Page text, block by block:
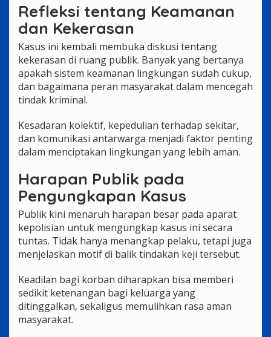
Refleksi tentang Keamanan
dan Kekerasan
Kasus ini kembali membuka diskusi tentang
kekerasan di ruang publik. Banyak yang bertanya
apakah sistem keamanan lingkungan sudah cukup,
dan bagaimana peran masyarakat dalam mencegah
tindak kriminal.
Kesadaran kolektif, kepedulian terhadap sekitar,
dan komunikasi antarwarga menjadi faktor penting
dalam menciptakan lingkungan yang lebih aman.
Harapan Publik pada
Pengungkapan Kasus
Publik kini menaruh harapan besar pada aparat
kepolisian untuk mengungkap kasus ini secara
tuntas. Tidak hanya menangkap pelaku, tetapi juga
menjelaskan motif di balik tindakan keji tersebut.
Keadilan bagi korban diharapkan bisa memberi
sedikit ketenangan bagi keluarga yang
ditinggalkan, sekaligus memulihkan rasa aman
masyarakat.